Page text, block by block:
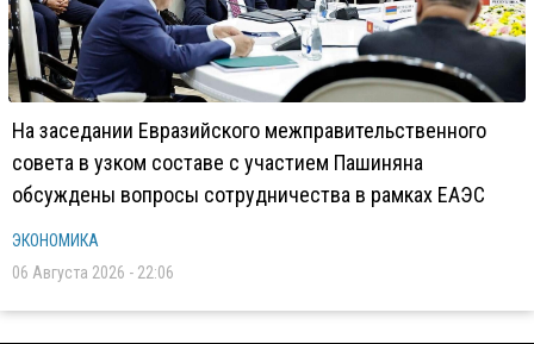
На заседании Евразийского межправительственного
совета в узком составе с участием Пашиняна
обсуждены вопросы сотрудничества в рамках ЕАЭС
ЭКОНОМИКА
06 Августа 2026 - 22:06